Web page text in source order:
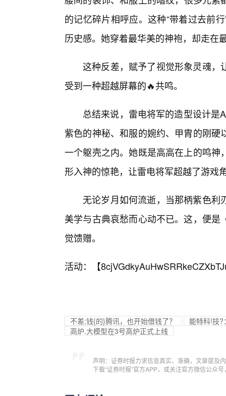
的记忆碎片相呼应。这种“带着过去前
历史感。她穿着最华美的神袍，却走在
这种反差，赋予了视觉形象灵魂，
受到一种超越屏幕的🔥共鸣。
总结来说，雷电将军的造型设计是
紫色的神秘、和服的婉约、甲胄的刚
一个躯壳之内。她既是高高在上的鸣
形入神的惊艳，让雷电将军超越了游戏
无论岁月如何流逝，当那柄紫色
美学与古典哀愁而心动不已。这，便
觉馈赠。
活动：【
不差;钱{的}腾讯，也开始借钱了？
能特科!技
高炉.大模型在3号高炉正式上线
声明：证券时报力求信息真实、准确，文章提及
下载“证券时报”官方APP，或关注官方微信公众